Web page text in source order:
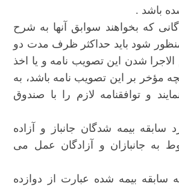
باشد .
شدگانی که بخواهند سوابق آنها به شرح
شود باید حداکثر ظرف مدت دو
الاجرا شدن این تصویب نامه و یا اخذ
مؤخر بر این تصویب نامه باشد، به
و توافقنامه لازم را با صندوق
مورد سابقه بیمه شدگان جانباز و آزاده
به جانبازان و آزادگان عمل می
بیمه سابقه بیمه شده عبارت از دوازده